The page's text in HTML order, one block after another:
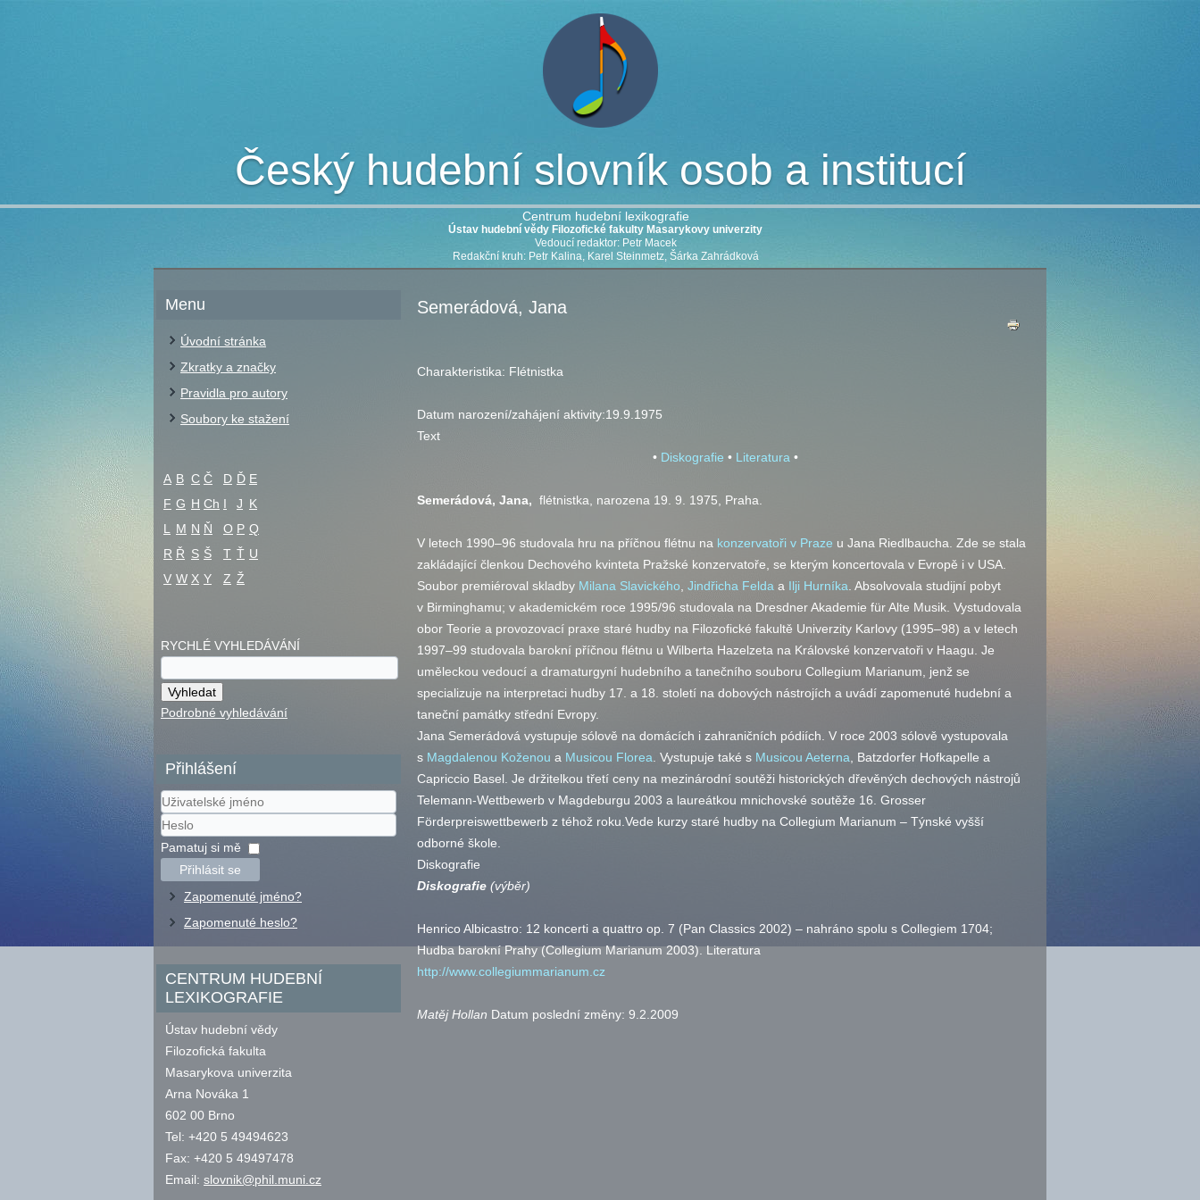
Český hudební slovník osob a institucí
Centrum hudební lexikografie
Ústav hudební vědy Filozofické fakulty Masarykovy univerzity
Vedoucí redaktor: Petr Macek
Redakční kruh: Petr Kalina, Karel Steinmetz, Šárka Zahrádková
Menu
Úvodní stránka
Zkratky a značky
Pravidla pro autory
Soubory ke stažení
A B C Č D Ď E
F G H Ch I J K
L
M N Ň O P Q
R Ř S Š T Ť U
V W X Y Z Ž
RYCHLÉ VYHLEDÁVÁNÍ
Podrobné vyhledávání
Přihlášení
Uživatelské
jméno
Heslo
Pamatuj si mě
Přihlásit se
Zapomenuté jméno?
Zapomenuté heslo?
CENTRUM HUDEBNÍ
LEXIKOGRAFIE
Ústav hudební vědy
Filozofická fakulta
Masarykova univerzita
Arna Nováka 1
602 00 Brno
Tel: +420 5 49494623
Fax: +420 5 49497478
Email: slovnik@phil.muni.cz
Semerádová, Jana
Charakteristika: Flétnistka
Datum narození/zahájení aktivity:19.9.1975
Text
• Diskografie • Literatura •
Semerádová, Jana, flétnistka, narozena 19. 9. 1975, Praha.
V letech 1990–96 studovala hru na příčnou flétnu na konzervatoři v Praze u Jana Riedlbaucha. Zde se stala
zakládající členkou Dechového kvinteta Pražské konzervatoře, se kterým koncertovala v Evropě i v USA.
Soubor premiéroval skladby Milana Slavického Jindřicha Felda a Ilji Hurníka . Absolvovala studijní pobyt
v Birminghamu; v akademickém roce 1995/96 studovala na Dresdner Akademie für Alte Musik. Vystudovala
obor Teorie a provozovací praxe staré hudby na Filozofické fakultě Univerzity Karlovy (1995–98) a v letech
1997–99 studovala barokní příčnou flétnu u Wilberta Hazelzeta na Královské konzervatoři v Haagu. Je
uměleckou vedoucí a dramaturgyní hudebního a tanečního souboru Collegium Marianum, jenž se
specializuje na interpretaci hudby 17. a 18. století na dobových nástrojích a uvádí zapomenuté hudební a
taneční památky střední Evropy.
Jana Semerádová vystupuje sólově na domácích i zahraničních pódiích. V roce 2003 sólově vystupovala
s Magdalenou Koženou a Musicou Florea . Vystupuje také s Musicou Aeterna , Batzdorfer Hofkapelle a
Capriccio Basel. Je držitelkou třetí ceny na mezinárodní soutěži historických dřevěných dechových nástrojů
Telemann-Wettbewerb v Magdeburgu 2003 a laureátkou mnichovské soutěže 16. Grosser
Förderpreiswettbewerb z téhož roku.Vede kurzy staré hudby na Collegium Marianum – Týnské vyšší
odborné škole.
Diskografie
Diskografie (výběr)
Henrico Albicastro: 12 koncerti a quattro op. 7 (Pan Classics 2002) – nahráno spolu s Collegiem 1704;
Hudba barokní Prahy (Collegium Marianum 2003). Literatura
http://www.collegiummarianum.cz
Matěj Hollan Datum poslední změny: 9.2.2009